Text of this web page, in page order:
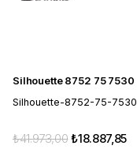
Silhouette-8752-75-7530
₺18.887,85
₺41.973,00